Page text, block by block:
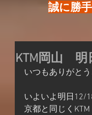
誠に勝
KTM岡山 明
いつもありがとう
いよいよ明日12/
京都と同じく